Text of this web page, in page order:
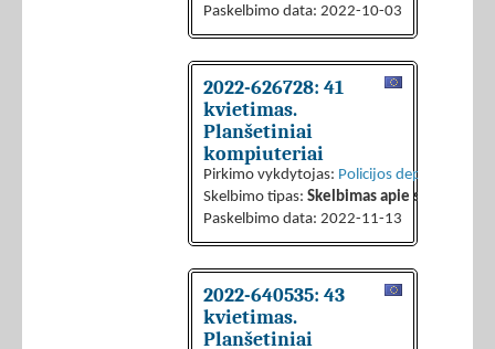
Paskelbimo data: 2022-10-03
2022-626728: 41
kvietimas.
Planšetiniai
kompiuteriai
Pirkimo vykdytojas: Policijos
Skelbimo tipas: Skelbimas apie sutarties
Paskelbimo data: 2022-11-13
2022-640535: 43
kvietimas.
Planšetiniai